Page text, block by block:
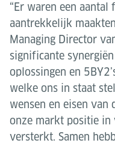
“Er waren een
aantrekkelijk
Managing Director
significante
oplossingen en
welke ons in staat
wensen en eisen
onze markt positie in
versterkt. Samen